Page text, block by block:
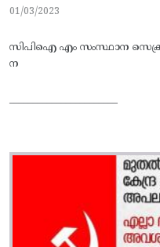
01/03/2023
സിപിഐ എം സംസ്ഥാന
ന